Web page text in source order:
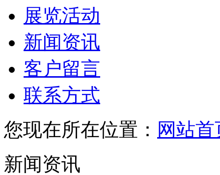
展览活动
新闻资讯
客户留言
联系方式
您现在所在位置： 网站首
新闻资讯